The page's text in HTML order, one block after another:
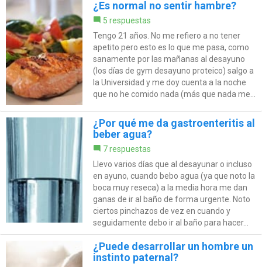
¿Es normal no sentir hambre?
5 respuestas
Tengo 21 años. No me refiero a no tener
apetito pero esto es lo que me pasa, como
sanamente por las mañanas al desayuno
(los días de gym desayuno proteico) salgo a
la Universidad y me doy cuenta a la noche
que no he comido nada (más que nada me...
¿Por qué me da gastroenteritis al
beber agua?
7 respuestas
Llevo varios días que al desayunar o incluso
en ayuno, cuando bebo agua (ya que noto la
boca muy reseca) a la media hora me dan
ganas de ir al baño de forma urgente. Noto
ciertos pinchazos de vez en cuando y
seguidamente debo ir al baño para hacer...
¿Puede desarrollar un hombre un
instinto paternal?